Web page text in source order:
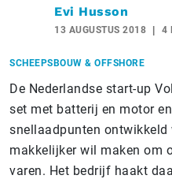
Evi Husson
13 AUGUSTUS 2018 4
SCHEEPSBOUW & OFFSHORE
De Nederlandse start-up
set met batterij en motor
snellaadpunten ontwikkeld
makkelijker wil maken om
varen. Het bedrijf haakt